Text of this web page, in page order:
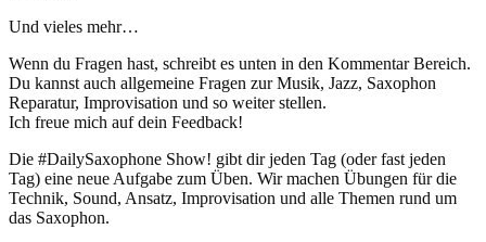
Und vieles mehr…
Wenn du Fragen hast, schreibt es unten in den Kommentar Bereich.
Du kannst auch allgemeine Fragen zur Musik, Jazz, Saxophon
Reparatur, Improvisation und so weiter stellen.
Ich freue mich auf dein Feedback!
Die #DailySaxophone Show! gibt dir jeden Tag (oder fast jeden
Tag) eine neue Aufgabe zum Üben. Wir machen Übungen für die
Technik, Sound, Ansatz, Improvisation und alle Themen rund um
das Saxophon.